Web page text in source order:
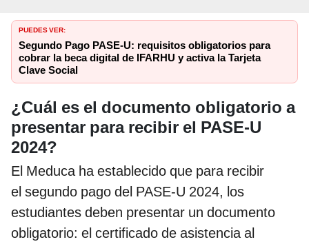
PUEDES VER:
Segundo Pago PASE-U: requisitos obligatorios para
cobrar la beca digital de IFARHU y activa la Tarjeta
Clave Social
¿Cuál es el documento obligatorio a
presentar para recibir el PASE-U
2024?
El Meduca ha establecido que para recibir
el segundo pago del PASE-U 2024, los
estudiantes deben presentar un documento
obligatorio: el certificado de asistencia al